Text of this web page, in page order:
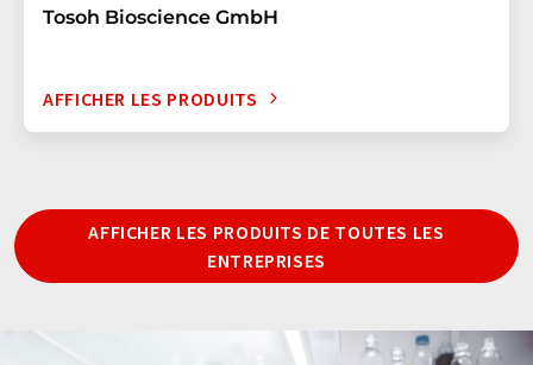
Tosoh Bioscience GmbH
AFFICHER LES PRODUITS
AFFICHER LES PRODUITS DE TOUTES LES
ENTREPRISES